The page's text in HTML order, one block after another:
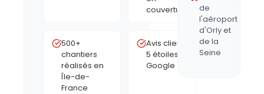
couverture
500+
chantiers
réalisés en
Île-de-
France
Avis clients
5 étoiles
Google
de
l'aéroport
d'Orly et
de la
Seine